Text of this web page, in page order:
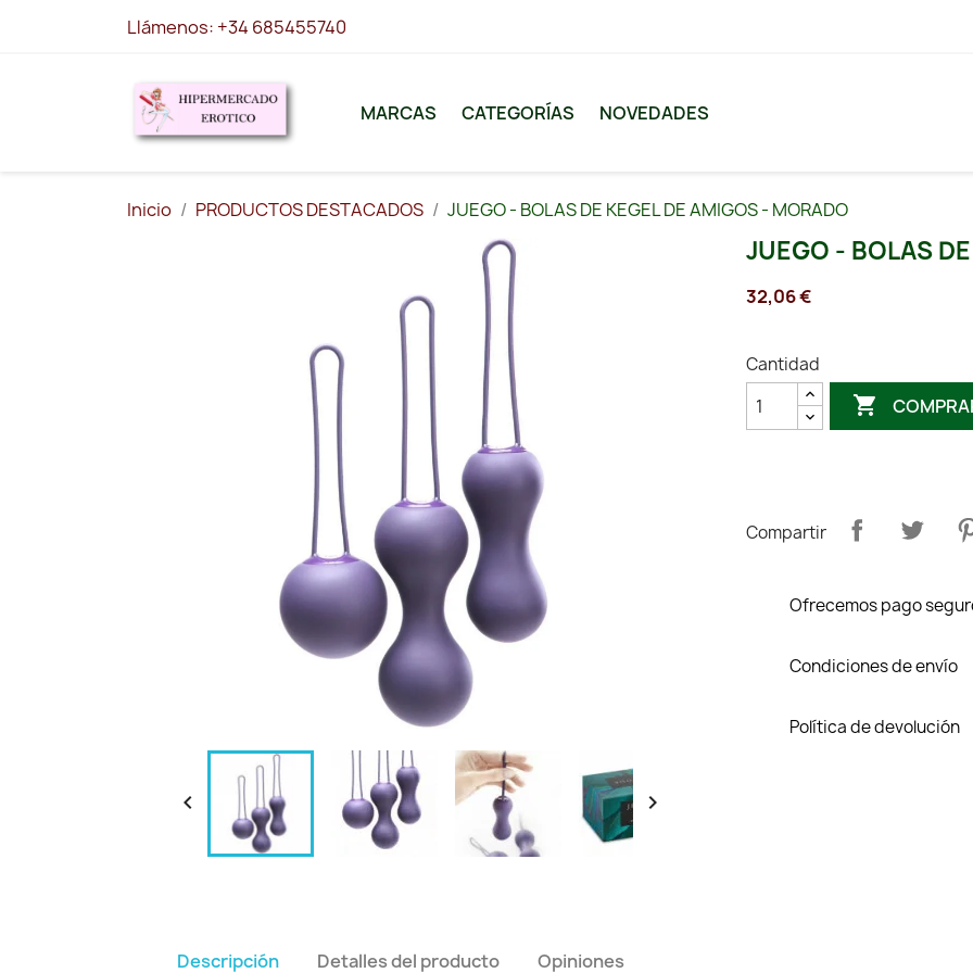
Llámenos: +34 685455740
MARCAS CATEGORÍAS NOVEDADES
Inicio PRODUCTOS DESTACADOS JUEGO - BOLAS DE KEGEL DE AMIGOS - MORADO
 
JUEGO - BOLAS
32,06 €
Cantidad

Compartir
Ofrecemos pago
Condiciones de envío
Política de devolución
Descripción Detalles del producto Opiniones